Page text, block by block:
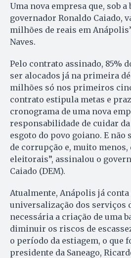
Uma nova empresa que, sob a
governador Ronaldo Caiado,
milhões de reais em
Naves.
Pelo contrato assinado, 85%
ser alocados já na primeira
milhões só nos primeiros
contrato estipula metas e
cronograma de uma nova
responsabilidade de cuidar da
esgoto do povo goiano. E não
de corrupção e, muito menos,
eleitorais”, assinalou o
Caiado (DEM).
Atualmente, Anápolis já conta
universalização dos serviços
necessária a criação de uma
diminuir os riscos de
o período da estiagem, o que
presidente da Saneago,